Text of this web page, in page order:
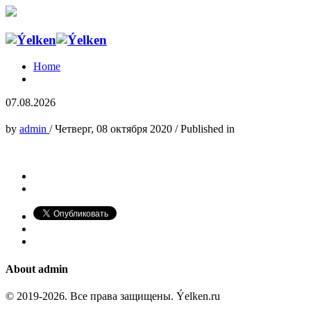
Home
07.08.2026
by admin /Четверг, 08 октября 2020 /Published in
About admin
© 2019-2026. Все права защищены. Ýelken.ru